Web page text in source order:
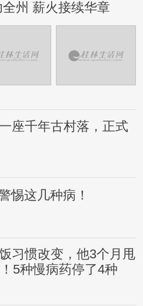
州 薪火接续华章
座千年古村落，正式
惕这几种病！
习惯改变，他3个月甩
5种慢病药停了4种